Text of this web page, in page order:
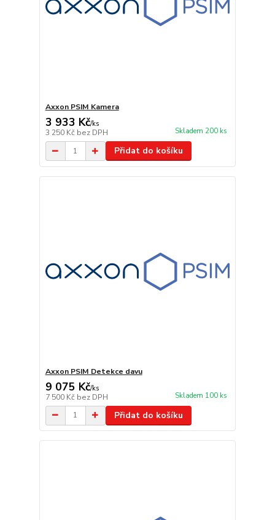
Axxon PSIM Kamera
3 933 Kč/ks
3 250 Kč bez DPH Skladem 200 ks
Přidat do košíku
Axxon PSIM Detekce davu
9 075 Kč/ks
7 500 Kč bez DPH Skladem 100 ks
Přidat do košíku